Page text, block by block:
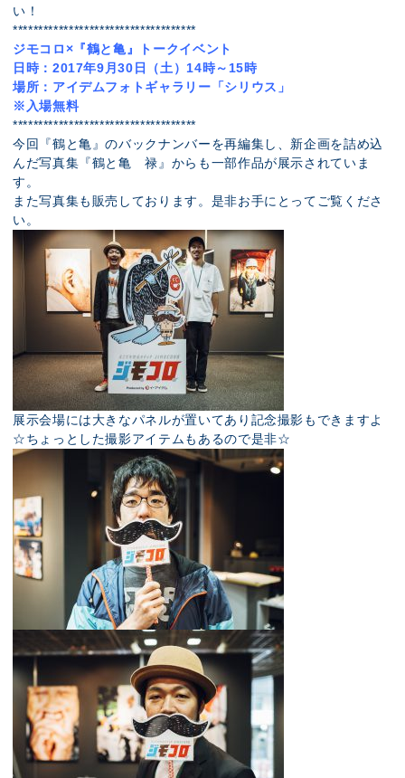
い！
************************************
ジモコロ×『鶴と亀』トークイベント
日時：2017年9月30日（土）14時～15時
場所：アイデムフォトギャラリー「シリウス」
※入場無料
************************************
今回『鶴と亀』のバックナンバーを再編集し、新企画を詰め込
んだ写真集『鶴と亀 禄』からも一部作品が展示されていま
す。
また写真集も販売しております。是非お手にとってご覧くださ
い。
展示会場には大きなパネルが置いてあり記念撮影もできますよ
☆ちょっとした撮影アイテムもあるので是非☆